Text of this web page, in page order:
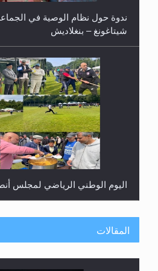
ندوة حول نظام الوصية في
شيتاغونغ – بنغلاديش
اليوم الوطني الرياضي لمجلس
المقالات